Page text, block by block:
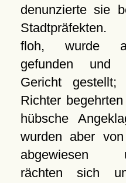
denunzierte sie
Stadtpräfekten.
floh, wurde
gefunden und
Gericht gestellt;
Richter
hübsche
wurden aber
abgewiesen
rächten sich